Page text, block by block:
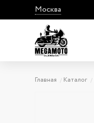
Москва
Главная Каталог